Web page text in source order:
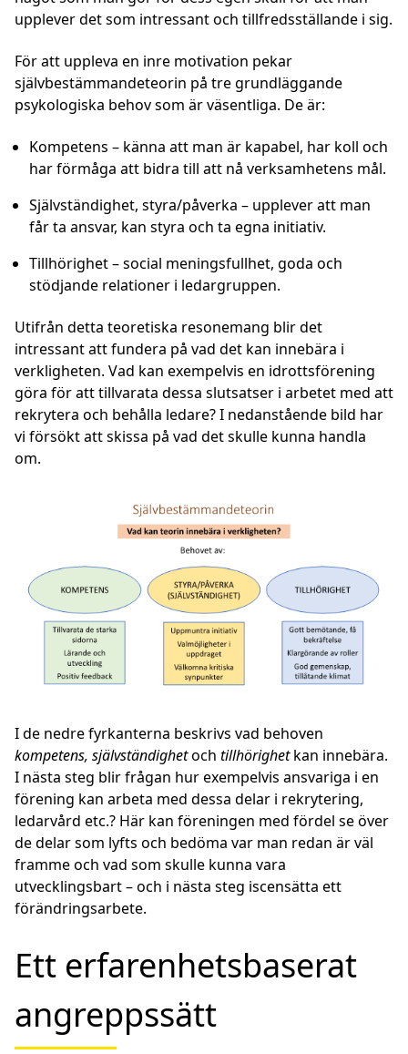
upplever det som intressant och tillfredsställande i sig.
För att uppleva en inre motivation pekar
självbestämmandeteorin på tre grundläggande
psykologiska behov som är väsentliga. De är:
Kompetens – känna att man är kapabel, har koll och
har förmåga att bidra till att nå verksamhetens mål.
Självständighet, styra/påverka – upplever att man
får ta ansvar, kan styra och ta egna initiativ.
Tillhörighet– social meningsfullhet, goda och
stödjande relationer i ledargruppen.
Utifrån detta teoretiska resonemang blir det
intressant att fundera på vad det kan innebära i
verkligheten. Vad kan exempelvis en idrottsförening
göra för att tillvarata dessa slutsatser i arbetet med att
rekrytera och behålla ledare? I nedanstående bild har
vi försökt att skissa på vad det skulle kunna handla
om.
I de nedre fyrkanterna beskrivs vad behoven
kompetens, självständighetoch tillhörighetkan innebära.
I nästa steg blir frågan hurexempelvis ansvariga i en
förening kan arbeta med dessa delar i rekrytering,
ledarvård etc.? Här kan föreningen med fördel se över
de delar som lyfts och bedöma var man redan är väl
framme och vad som skulle kunna vara
utvecklingsbart – och i nästa steg iscensätta ett
förändringsarbete.
Ett erfarenhetsbaserat
angreppssätt